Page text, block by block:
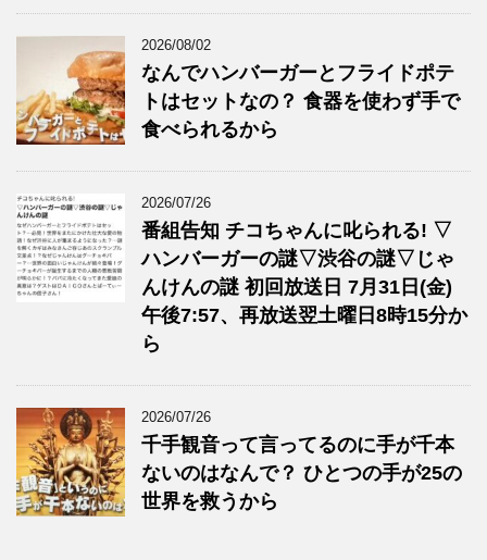
2026/08/02
なんでハンバーガーとフライドポテ
トはセットなの？ 食器を使わず手で
食べられるから
2026/07/26
番組告知 チコちゃんに叱られる! ▽
ハンバーガーの謎▽渋谷の謎▽じゃ
んけんの謎 初回放送日 7月31日(金)
午後7:57、再放送翌土曜日8時15分か
ら
2026/07/26
千手観音って言ってるのに手が千本
ないのはなんで？ ひとつの手が25の
世界を救うから